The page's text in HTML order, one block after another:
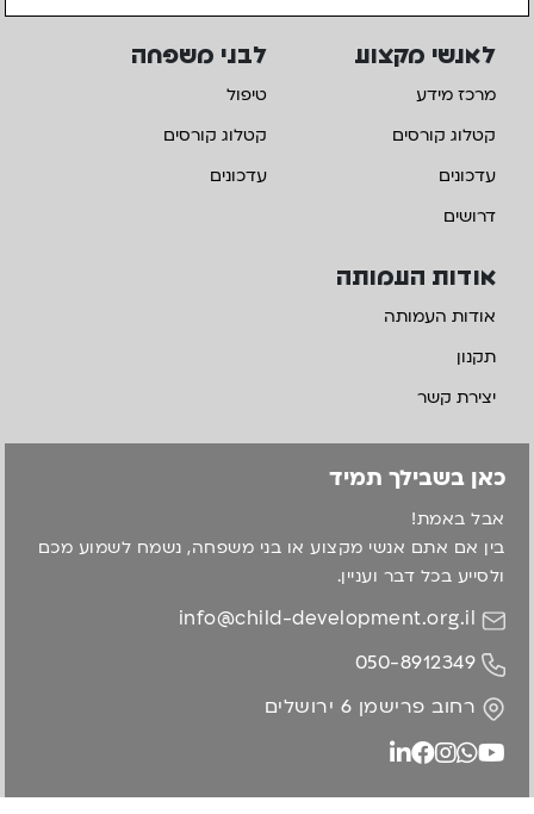
אודות העמותה
אודות העמותה
תקנון
יצירת קשר
לאנשי מקצוע
מרכז מידע
קטלוג קורסים
עדכונים
דרושים
לבני משפחה
טיפול
קטלוג קורסים
עדכונים
כאן בשבילך תמיד
אבל באמת!
בין אם אתם אנשי מקצוע או בני משפחה, נשמח לשמוע מכם
ולסייע בכל דבר ועניין.
info@child-development.org.il
050-8912349
רחוב פרישמן 6 ירושלים